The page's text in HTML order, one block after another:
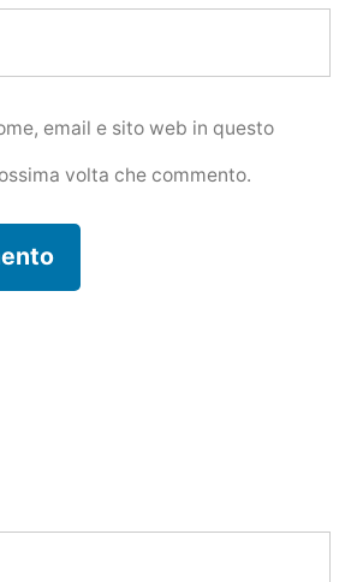
email e sito web in questo
volta che commento.